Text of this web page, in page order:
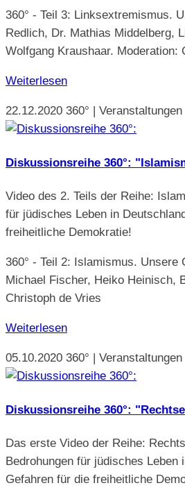
360° - Teil 3: Linksextremismus.
Redlich, Dr. Mathias Middelberg,
Wolfgang Kraushaar. Moderation:
Weiterlesen
22.12.2020 360° | Veranstaltungen
Diskussionsreihe 360°:
Video des 2. Teils der Reihe:
für jüdisches Leben in
freiheitliche Demokratie!
360° - Teil 2: Islamismus. Unsere
Michael Fischer, Heiko Heinisch,
Christoph de Vries
Weiterlesen
05.10.2020 360° | Veranstaltungen
Diskussionsreihe 360°:
Das erste Video der Reihe:
Bedrohungen für jüdisches Leben
Gefahren für die freiheitliche